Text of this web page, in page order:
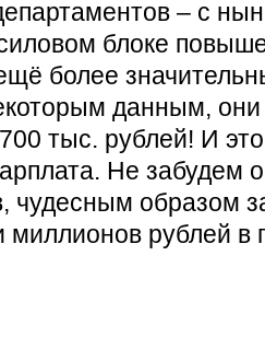
– с
блоке
более
данным, они
тыс. рублей! И это
Не забудем
чудесным образом
миллионов рублей в